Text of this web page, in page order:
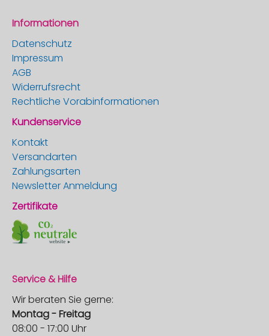
Informationen
Datenschutz
Impressum
AGB
Widerrufsrecht
Rechtliche Vorabinformationen
Kundenservice
Kontakt
Versandarten
Zahlungsarten
Newsletter Anmeldung
Zertifikate
Service & Hilfe
Wir beraten Sie gerne:
Montag - Freitag
08:00 - 17:00 Uhr